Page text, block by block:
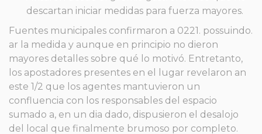
descartan iniciar medidas para fuerza mayores.
Fuentes municipales confirmaron a 0221. possuindo.
ar la medida y aunque en principio no dieron
mayores detalles sobre qué lo motivó. Entretanto,
los apostadores presentes en el lugar revelaron an
este 1/2 que los agentes mantuvieron un
confluencia con los responsables del espacio
sumado a, en un dia dado, dispusieron el desalojo
del local que finalmente brumoso por completo.